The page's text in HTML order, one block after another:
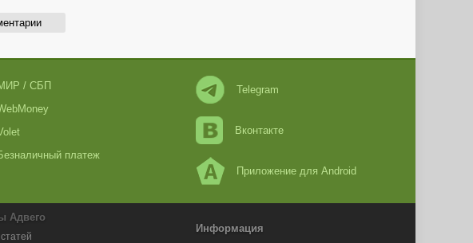
/ СБП
платеж
Telegram
Вконтакте
Приложение для Android
Адвего
Информация